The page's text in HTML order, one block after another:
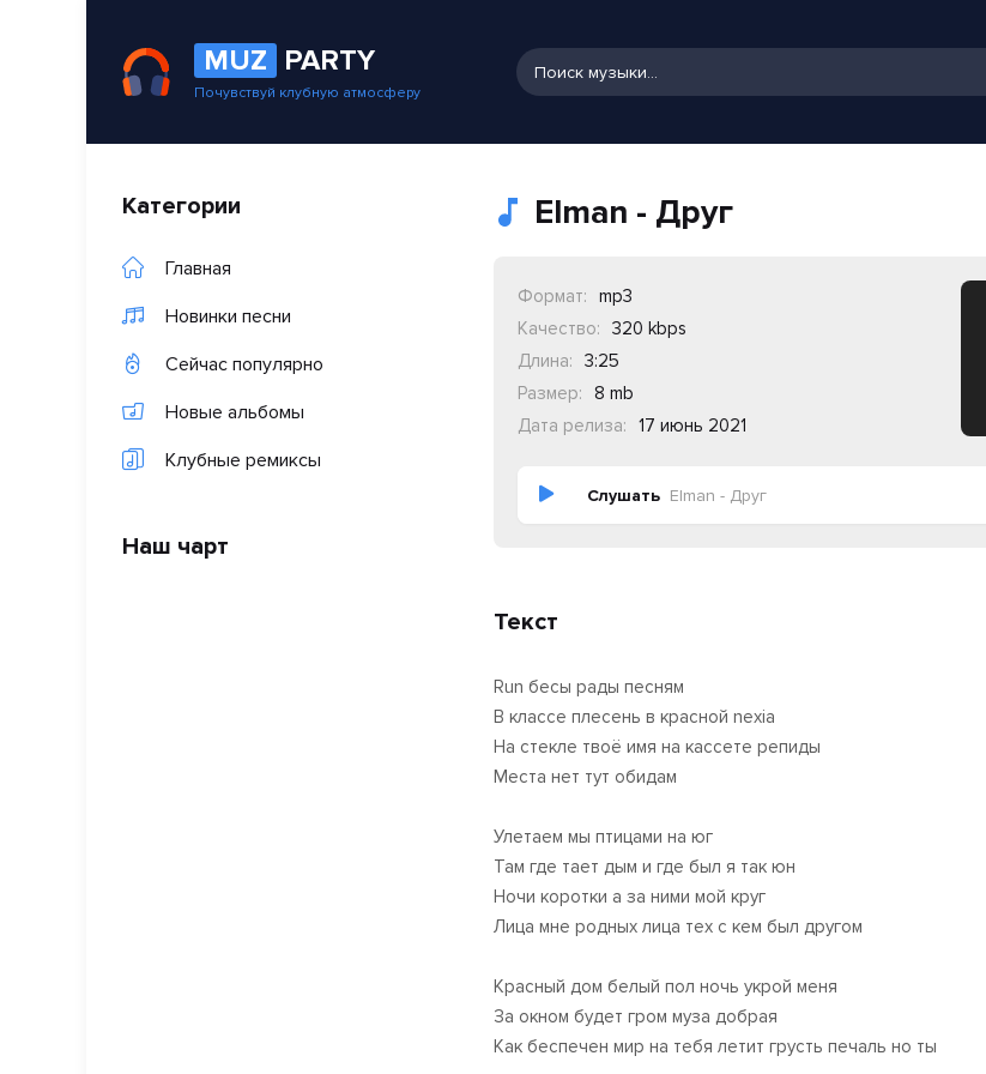
MUZ PARTY
Почувствуй клубную атмосферу
Категории
Главная
Новинки песни
Сейчас популярно
Новые альбомы
Клубные ремиксы
Наш чарт
Elman - Друг
Формат:
mp3
Качество:
320 kbps
Длина:
3:25
Размер:
8 mb
Дата релиза:
17 июнь 2021
Слушать Elman - Друг
Текст
Run бесы рады песням
В классе плесень в красной nexia
На стекле твоё имя на кассете репиды
Места нет тут обидам
Улетаем мы птицами на юг
Там где тает дым и где был я так юн
Ночи коротки а за ними мой круг
Лица мне родных лица тех с кем был другом
Красный дом белый пол ночь укрой меня
За окном будет гром муза добрая
Как беспечен мир на тебя летит грусть печаль но ты